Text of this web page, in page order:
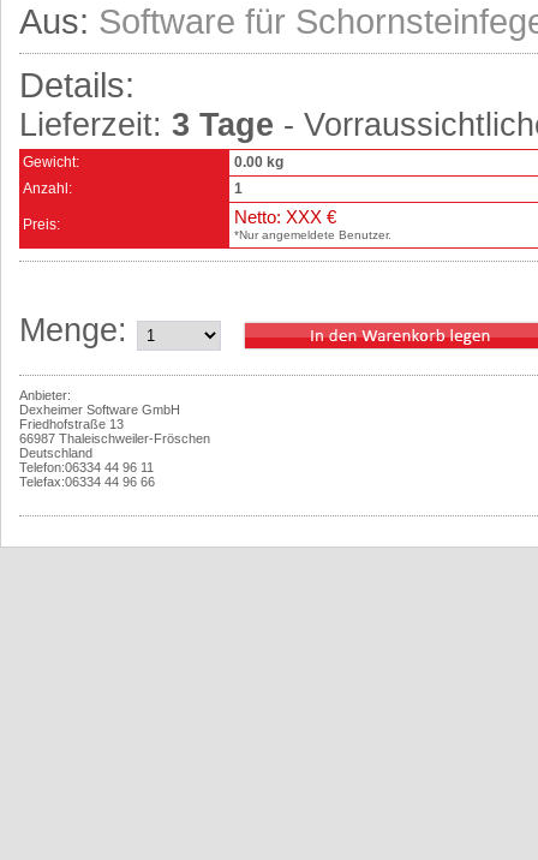
Aus: Software für
Details:
Lieferzeit: 3 Tage -
Gewicht:
0.00 kg
Anzahl:
1
Preis: Netto: XXX €
*Nur angemeldete Benutzer.
Menge:
Anbieter:
Dexheimer Software GmbH
Friedhofstraße 13
66987 Thaleischweiler-Fröschen
Deutschland
Telefon:06334 44 96 11
Telefax:06334 44 96 66